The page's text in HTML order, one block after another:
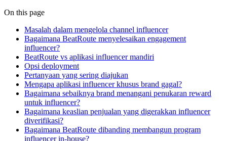
On this page
Masalah dalam mengelola channel influencer
Bagaimana BeatRoute menyelesaikan engagement
influencer?
BeatRoute vs aplikasi influencer mandiri
Opsi deployment
Pertanyaan yang sering diajukan
Mengapa aplikasi influencer khusus brand gagal?
Bagaimana sebaiknya brand menangani penukaran reward
untuk influencer?
Bagaimana keaslian penjualan yang digerakkan influencer
diverifikasi?
Bagaimana BeatRoute dibanding membangun program
influencer in-house?